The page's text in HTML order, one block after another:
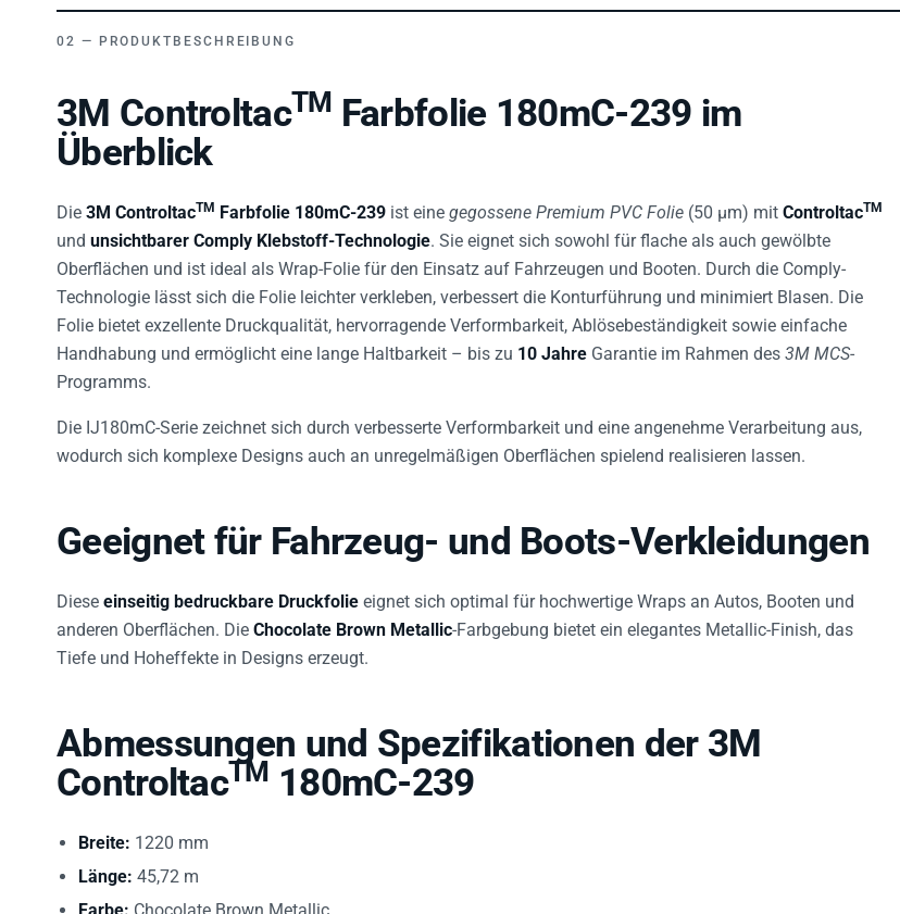
PRODUKTBESCHREIBUNG
3M ControltacTM Farbfolie 180mC-239 im
Überblick
Die 3M ControltacTM Farbfolie 180mC-239 ist eine gegossene Premium PVC Folie (50 µm) mit ControltacTM
und unsichtbarer Comply Klebstoff-Technologie . Sie eignet sich sowohl für flache als auch gewölbte
Oberflächen und ist ideal als Wrap-Folie für den Einsatz auf Fahrzeugen und Booten. Durch die Comply-
Technologie lässt sich die Folie leichter verkleben, verbessert die Konturführung und minimiert Blasen. Die
Folie bietet exzellente Druckqualität, hervorragende Verformbarkeit, Ablösebeständigkeit sowie einfache
Handhabung und ermöglicht eine lange Haltbarkeit – bis zu 10 Jahre Garantie im Rahmen des 3M MCS-
Programms.
Die IJ180mC-Serie zeichnet sich durch verbesserte Verformbarkeit und eine angenehme Verarbeitung aus,
wodurch sich komplexe Designs auch an unregelmäßigen Oberflächen spielend realisieren lassen.
Geeignet für Fahrzeug- und Boots-Verkleidungen
Diese einseitig bedruckbare Druckfolie eignet sich optimal für hochwertige Wraps an Autos, Booten und
anderen Oberflächen. Die Chocolate Brown Metallic -Farbgebung bietet ein elegantes Metallic-Finish, das
Tiefe und Hoheffekte in Designs erzeugt.
Abmessungen und Spezifikationen der 3M
ControltacTM 180mC-239
Breite: 1220 mm
Länge: 45,72 m
Farbe: Chocolate Brown Metallic